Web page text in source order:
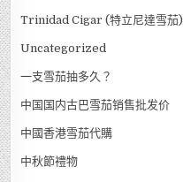
Trinidad Cigar (特立尼達雪茄)
Uncategorized
一支雪茄抽多久？
中国国内古巴雪茄销售批发价
中國香港雪茄代購
中秋節禮物